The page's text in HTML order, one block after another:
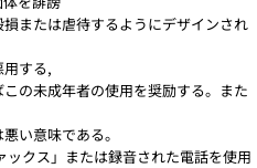
または虐待するようにデザインされ
する,
の未成年者の使用を奨励する。また
い意味である。
ックス」または録音された電話を使用